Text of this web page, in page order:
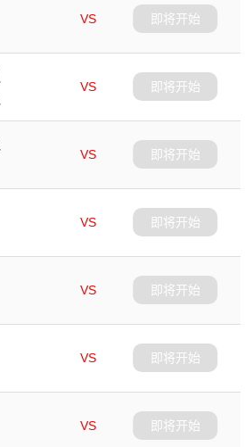
VS
即将开始
VS
即将开始
VS
即将开始
VS
即将开始
VS
即将开始
VS
即将开始
VS
即将开始